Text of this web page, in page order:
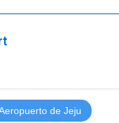
de Jeju